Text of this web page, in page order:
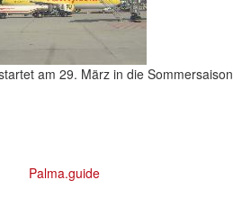
am 29. März in die Sommersaison